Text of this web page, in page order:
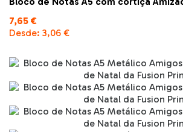
7,65 €
Desde: 3,06 €